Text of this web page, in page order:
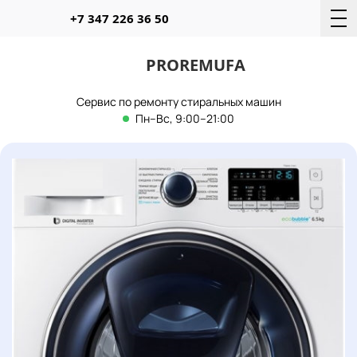
PROREMUFA
Сервис по ремонту стиральных машин
Пн–Вс, 9:00–21:00
+7 347 226 36 50